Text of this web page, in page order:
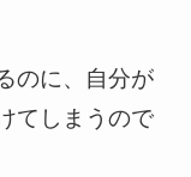
のに、自分が
てしまうので